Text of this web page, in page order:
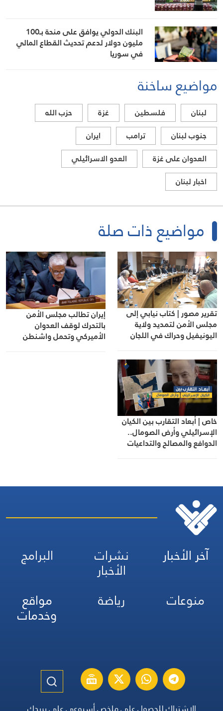
البنك الدولي يوافق على منحة بـ100
مليون دولار لدعم تحديث القطاع المالي
في سوريا
مواضيع ساخنة
لبنان فلسطين غزة
حزب الله
جنوب لبنان
ترامب
ايران
العدوان على غزة
العدو الاسرائيلي
اخبار لبنان
مواضيع ذات صلة
تقرير مصور | كتاب نيابي إلى
مجلس الأمن لتمديد ولاية
اليونيفيل وحراك في اللجان
إيران تطالب مجلس الأمن
بالتحرك لوقف العدوان
الأميركي وتحمل واشنطن
خاص | أبعاد التقارب بين الكيان
الإسرائيلي وأرض الصومال..
الدوافع والمصالح والتداعيات
آخر الأخبار نشرات
الأخبار
البرامج
منوعات
رياضة مواقع
وخدمات